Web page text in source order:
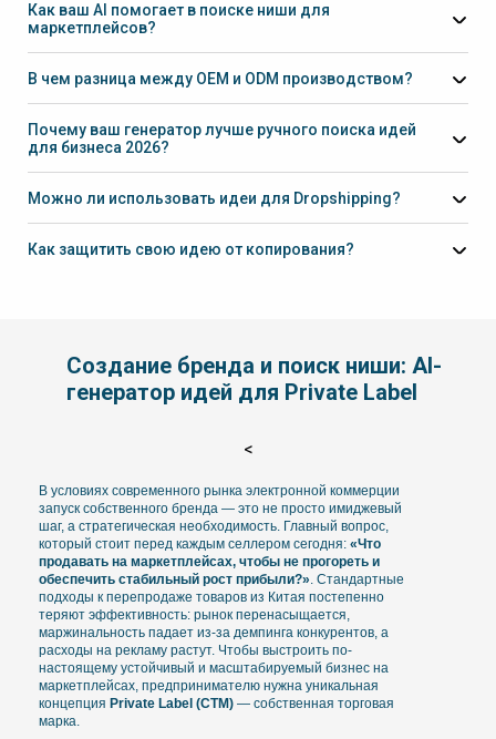
Как ваш AI помогает в поиске ниши для
маркетплейсов?
В чем разница между OEM и ODM производством?
OEM (Original Equipment Manufacturer):
Почему ваш генератор лучше ручного поиска идей
для бизнеса 2026?
Можно ли использовать идеи для Dropshipping?
Как защитить свою идею от копирования?
Создание бренда и поиск ниши: AI-
генератор идей для Private Label
<
В условиях современного рынка электронной коммерции
запуск собственного бренда — это не просто имиджевый
шаг, а стратегическая необходимость. Главный вопрос,
который стоит перед каждым селлером сегодня: «Что
продавать на маркетплейсах, чтобы не прогореть и
обеспечить стабильный рост прибыли?». Стандартные
подходы к перепродаже товаров из Китая постепенно
теряют эффективность: рынок перенасыщается,
маржинальность падает из-за демпинга конкурентов, а
расходы на рекламу растут. Чтобы выстроить по-
настоящему устойчивый и масштабируемый бизнес на
маркетплейсах, предпринимателю нужна уникальная
концепция Private Label (СТМ) — собственная торговая
марка.